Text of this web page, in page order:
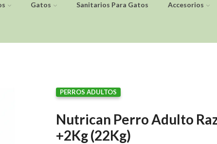
Gatos Sanitarios Para Gatos Accesorios
PERROS ADULTOS
Nutrican Perro Adulto
+2Kg (22Kg)